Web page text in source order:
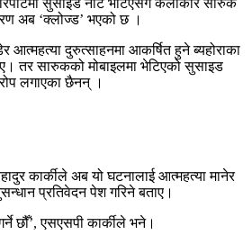
अब ‘क्लोज्ड’ भएको छ ।
आत्महत्या दुरुत्साहनमा आकर्षित हुने ब्यहोराका
तर सारुकको मोबाइलमा भेटिएको सुसाइड
लगाएका छैनन् ।
कार्कीले अब यो घटनालाई आत्महत्या मानेर
प्रतिवेदन पेश गरिने बताए।
छौँ’, एसएसपी कार्कीले भने।